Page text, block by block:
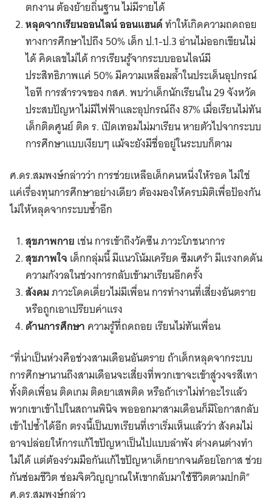
ตกงาน ต้องย้ายถิ่นฐาน ไม่มีรายได้
หลุดจากเรียนออนไลน์ ออนแฮนด์ทำให้เกิดความถดถอย
ทางการศึกษาไปถึง 50% เด็ก ป.1-ป.3 อ่านไม่ออกเขียนไม่
ได้ คิดเลขไม่ได้ การเรียนรู้จากระบบออนไลน์มี
ประสิทธิภาพแค่ 50% มีความเหลื่อมล้ำในประเด็นอุปกรณ์
ไอที การสำรวจของ กสศ. พบว่าเด็กนักเรียนใน​ 29​ จังหวัด
ประสบปัญหาไม่มีไฟฟ้าและอุปกรณ์ถึง 87% เมื่อเรียนไม่ทัน
เด็กติดศูนย์ ติด ร. เปิดเทอมไม่มาเรียน หายตัวไปจากระบบ
การศึกษาแบบเงียบๆ แม้จะยังมีชื่ออยู่ในระบบก็ตาม
ศ.ดร.สมพงษ์กล่าวว่า การช่วยเหลือเด็กคนหนึ่งให้รอด ไม่ใช่
แค่เรื่องทุนการศึกษาอย่างเดียว ต้องมองให้ครบมิติเพื่อป้องกัน
ไม่ให้หลุดจากระบบซ้ำอีก
สุขภาพกาย เช่น การเข้าถึงวัคซีน ภาวะโภชนาการ
สุขภาพใจ เด็กกลุ่มนี้ มีแนวโน้มเครียด ซึมเศร้า มีแรงกดดัน
ความกังวลในช่วงการกลับเข้ามาเรียนอีกครั้ง
สังคมภาวะโดดเดี่ยวไม่มีเพื่อน การทำงานที่เสี่ยงอันตราย
หรือถูกเอาเปรียบค่าแรง
ด้านการศึกษา ความรู้ที่ถดถอย เรียนไม่ทันเพื่อน
“ที่น่าเป็นห่วงคือช่วงสามเดือนอันตราย ถ้าเด็กหลุดจากระบบ
การศึกษานานถึงสามเดือนจะเสี่ยงที่พวกเขาจะเข้าสู่วงจรสีเทา
ทั้งติดเพื่อน ติดเกม ติดยาเสพติด หรือถ้าเราไม่ทำอะไรแล้ว
พวกเขาเข้าไปในสถานพินิจ พอออกมาสามเดือนก็มีโอกาสกลับ
เข้าไปซ้ำได้อีก ตรงนี้เป็นบทเรียนที่เราเริ่มเห็นแล้วว่า สังคมไม่
อาจปล่อยให้การแก้ไขปัญหาเป็นไปแบบลำพัง ต่างคนต่างทำ
ไม่ได้ แต่ต้องร่วมมือกันแก้ไขปัญหาเด็กยากจนด้อยโอกาส ช่วย
กันซ่อมชีวิต ซ่อมจิตวิญญาณให้เขากลับมาใช้ชีวิตตามปกติ”
ศ.ดร.สมพงษ์กล่าว